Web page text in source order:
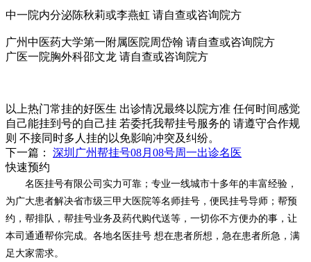
中一院内分泌陈秋莉或李燕虹 请自查或咨询院方
广州中医药大学第一附属医院周岱翰 请自查或咨询院方
广医一院胸外科邵文龙 请自查或咨询院方
以上热门常挂的好医生 出诊情况最终以院方准 任何时间感觉
自己能挂到号的自己挂 若委托我帮挂号服务的 请遵守合作规
则 不接同时多人挂的以免影响冲突及纠纷。
下一篇： 深圳广州帮挂号08月08号周一出诊名医
快速预约
名医挂号有限公司实力可靠；专业一线城市十多年的丰富经验，
为广大患者解决省市级三甲大医院等名师挂号，便民挂号导师；帮预
约，帮排队，帮挂号业务及药代购代送等，一切你不方便办的事，让
本司通通帮你完成。各地名 医挂号 想在患者所想，急在患者所急，满
足大家需求。